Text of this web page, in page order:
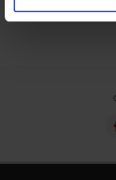
analizzare il nostro